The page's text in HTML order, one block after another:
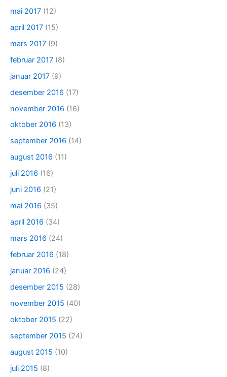
mai 2017 (12)
april 2017 (15)
mars 2017 (9)
februar 2017 (8)
januar 2017 (9)
desember 2016 (17)
november 2016 (16)
oktober 2016 (13)
september 2016 (14)
august 2016 (11)
juli 2016 (16)
juni 2016 (21)
mai 2016 (35)
april 2016 (34)
mars 2016 (24)
februar 2016 (18)
januar 2016 (24)
desember 2015 (28)
november 2015 (40)
oktober 2015 (22)
september 2015 (24)
august 2015 (10)
juli 2015 (8)